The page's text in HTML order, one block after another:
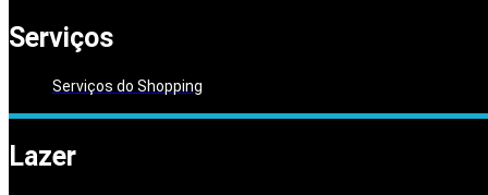
Serviços
Serviços do Shopping
Lazer